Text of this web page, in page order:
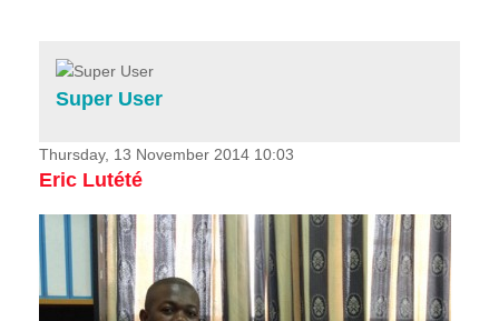
Services
Projects
News & Stories
Super User
Thursday, 13 November 2014 10:03
Eric Lutété